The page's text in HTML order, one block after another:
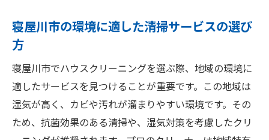
寝屋川市でハウスクリーニングを選ぶ際の重要
信頼できる業者選びのコツ
サービス内容と料金の比較方法
口コミや評判を参考にする理由
契約前に確認すべき重要事項
寝屋川市の環境に適した清掃サービスの選び
方
寝屋川市でハウスクリーニングを選ぶ際、地域の環境に
適したサービスを見つけることが重要です。この地域は
湿気が高く、カビや汚れが溜まりやすい環境です。その
ため、抗菌効果のある清掃や、湿気対策を考慮したクリ